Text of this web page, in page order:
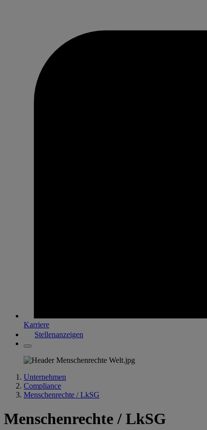
Karriere
Stellenanzeigen
Unternehmen
Compliance
Menschenrechte / LkSG
Menschenrechte / LkSG